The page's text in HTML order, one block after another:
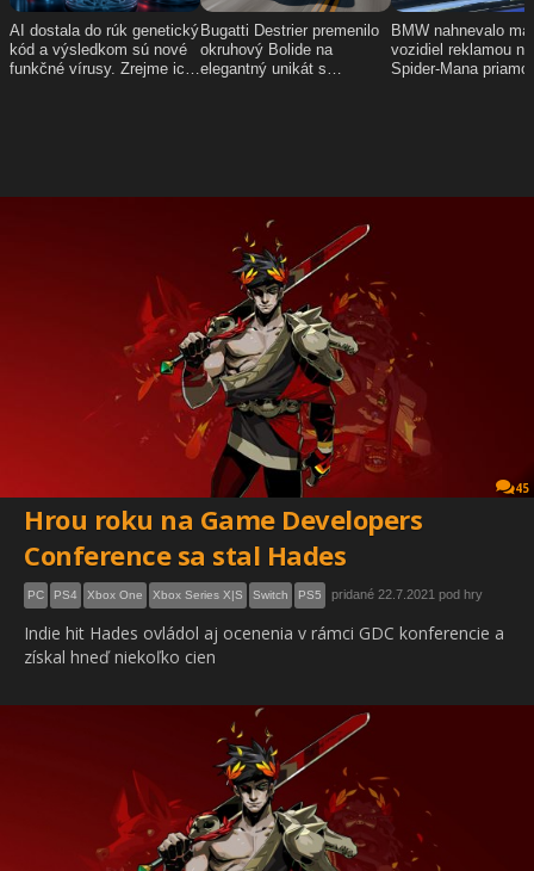
45
Hrou roku na Game Developers
Conference sa stal Hades
PC PS4 Xbox One Xbox Series X|S Switch PS5 pridané 22.7.2021 pod hry
Indie hit Hades ovládol aj ocenenia v rámci GDC konferencie a
získal hneď niekoľko cien